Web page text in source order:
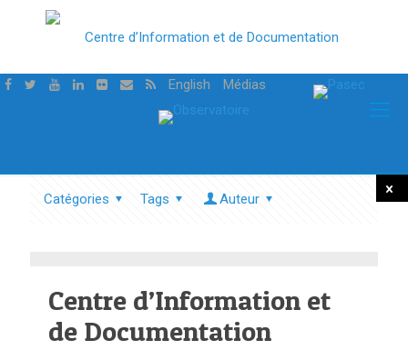
English Médias
Catégories Tags Auteur
Centre d’Information et
de Documentation